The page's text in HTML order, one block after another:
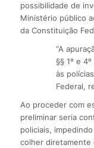
possibilidade de
Ministério público
da Constituição
“A
§§ 1º e
às
Federal,
Ao proceder com
preliminar seria
policiais,
colher diretamente